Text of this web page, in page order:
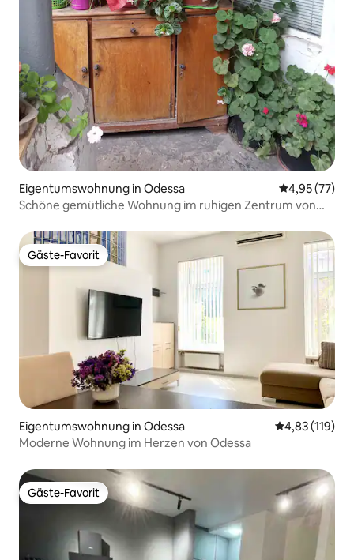
Eigentumswohnung in Odessa
4,95 (77)
Schöne gemütliche Wohnung im ruhigen Zentrum von
Gäste-Favorit
Gäste-Favorit
Eigentumswohnung in Odessa
4,83 (119)
Moderne Wohnung im Herzen von Odessa
Gäste-Favorit
Gäste-Favorit